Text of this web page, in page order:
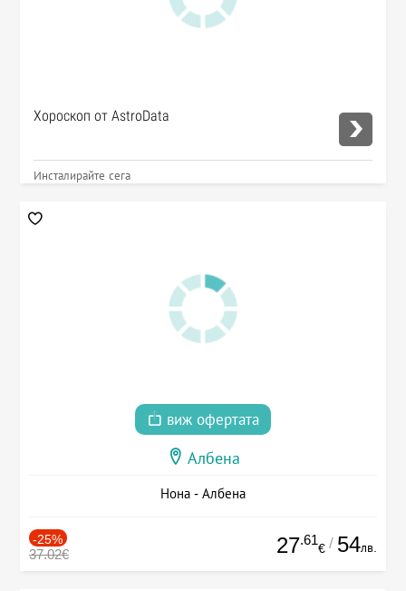
Хороскоп от AstroData
Инсталирайте сега
виж офертата
Албена
Нона - Албена
-25%
37.02€ 27.61
€ / 54лв.